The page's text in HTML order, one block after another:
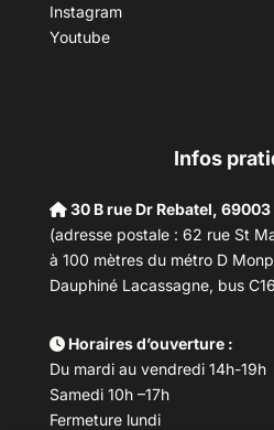
Instagram
Youtube
Infos
30 B rue Dr Rebatel, 69003
(adresse postale : 62 rue St
à 100 mètres du métro D
Dauphiné Lacassagne, bus
Horaires d’ouverture :
Du mardi au vendredi 14h-19h
Samedi 10h –17h
Fermeture lundi